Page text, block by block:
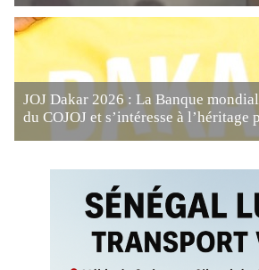
JOJ Dakar 2026 : La Banque
du COJOJ et s’intéresse à l’héritage